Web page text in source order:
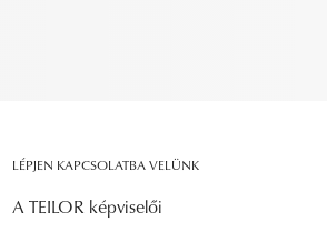
LÉPJEN KAPCSOLATBA VELÜNK
A TEILOR képviselői